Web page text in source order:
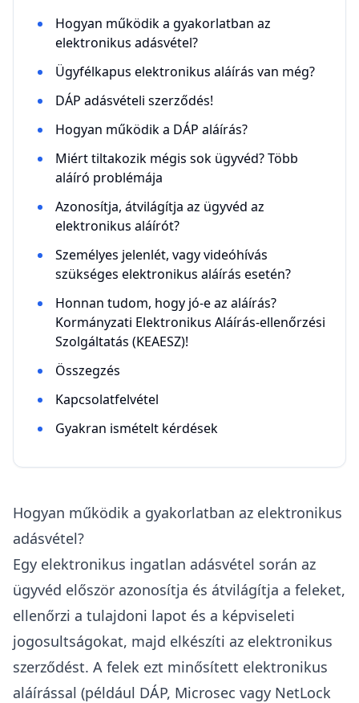
Hogyan működik a gyakorlatban az
elektronikus adásvétel?
Ügyfélkapus elektronikus aláírás van még?
DÁP adásvételi szerződés!
Hogyan működik a DÁP aláírás?
Miért tiltakozik mégis sok ügyvéd? Több
aláíró problémája
Azonosítja, átvilágítja az ügyvéd az
elektronikus aláírót?
Személyes jelenlét, vagy videóhívás
szükséges elektronikus aláírás esetén?
Honnan tudom, hogy jó-e az aláírás?
Kormányzati Elektronikus Aláírás-ellenőrzési
Szolgáltatás (KEAESZ)!
Összegzés
Kapcsolatfelvétel
Gyakran ismételt kérdések
Hogyan működik a gyakorlatban az elektronikus
adásvétel?
Egy elektronikus ingatlan adásvétel során az
ügyvéd először azonosítja és átvilágítja a feleket,
ellenőrzi a tulajdoni lapot és a képviseleti
jogosultságokat, majd elkészíti az elektronikus
szerződést. A felek ezt minősített elektronikus
aláírással (például DÁP, Microsec vagy NetLock